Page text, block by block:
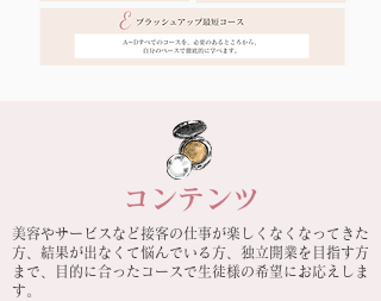
​コンテンツ
美容やサービスなど接客の仕事が楽しくなくなってきた
方、結果が出なくて悩んでいる方、独立開業を目指す方
まで、目的に合ったコースで生徒様の希望にお応えしま
す。